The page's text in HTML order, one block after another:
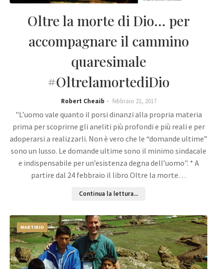
Oltre la morte di Dio... per
accompagnare il cammino
quaresimale
#OltrelamortediDio
Robert Cheaib febbraio 21, 2017
"L’uomo vale quanto il porsi dinanzi alla propria materia
prima per scoprirne gli aneliti più profondi e più reali e per
adoperarsi a realizzarli. Non è vero che le “domande ultime”
sono un lusso. Le domande ultime sono il minimo sindacale
e indispensabile per un’esistenza degna dell’uomo". * A
partire dal 24 febbraio il libro Oltre la morte…
Continua la lettura...
MARTIRIO